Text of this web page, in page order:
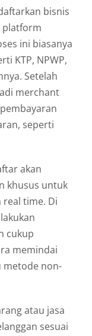
bisnis
platform
ini biasanya
KTP, NPWP,
Setelah
merchant
pembayaran
seperti
akan
khusus untuk
real time. Di
cukup
memindai
metode non-
atau jasa
sesuai